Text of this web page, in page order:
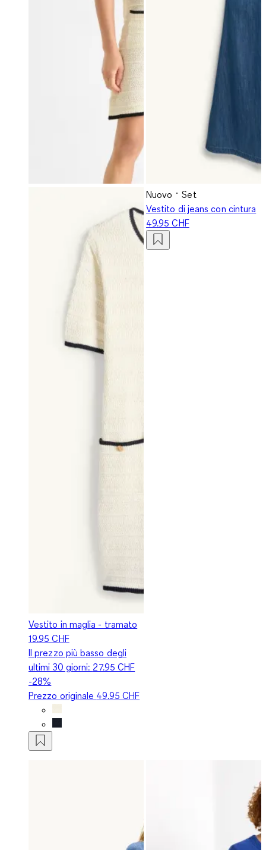
Vestito in maglia - tramato
19.95 CHF
Il prezzo più basso degli
ultimi 30 giorni: 27.95 CHF
-28%
Prezzo originale 49.95 CHF
Nuovo
Set
Vestito di jeans con cintura
49.95 CHF